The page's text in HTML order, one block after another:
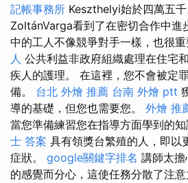
記帳事務所 Keszthelyi始於四萬五千
ZoltánVarga看到了在密切合作中進
中的工人不像競爭對手一樣，也很重
人 公共利益非政府組織處理在住宅
疾人的護理。 在這裡，您不會被定
備。 台北 外燴 推薦 台南 外燴 ptt
導的基礎，但您也需要您。 外燴 推
當您準備練習您在指導方面學到的知
士 答案 具有領獎台繁殖的人，即以
症狀。 google關鍵字排名 講師太擔
的感覺而分心，這使任務分散了注